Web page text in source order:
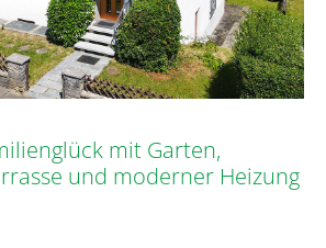
mit Garten,
und moderner Heizung